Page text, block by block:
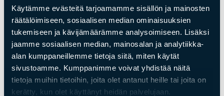
Käytämme evästeitä tarjoamamme sisällön ja mainosten
räätälöimiseen, sosiaalisen median ominaisuuksien
tukemiseen ja kävijämäärämme analysoimiseen. Lisäksi
jaamme sosiaalisen median, mainosalan ja analytiikka-
alan kumppaneillemme tietoja siitä, miten käytät
sivustoamme. Kumppanimme voivat yhdistää näitä
tietoja muihin tietoihin, joita olet antanut heille tai joita on
kerätty, kun olet käyttänyt heidän palvelujaan.